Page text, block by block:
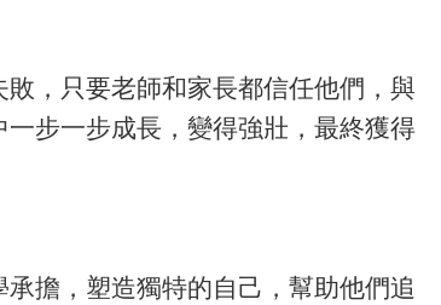
，只要老師和家長都信任他們，與
步一步成長，變得強壯，最終獲得
擔，塑造獨特的自己，幫助他們追